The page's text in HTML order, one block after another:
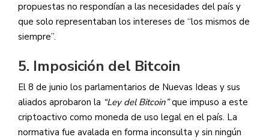
propuestas no respondían a las necesidades del país y
que solo representaban los intereses de “los mismos de
siempre”.
5. Imposición del Bitcoin
El 8 de junio los parlamentarios de Nuevas Ideas y sus
aliados aprobaron la “Ley del Bitcoin”que impuso a este
criptoactivo como moneda de uso legal en el país. La
normativa fue avalada en forma inconsulta y sin ningún